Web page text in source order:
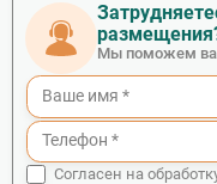
Мы поможем
Согласен на